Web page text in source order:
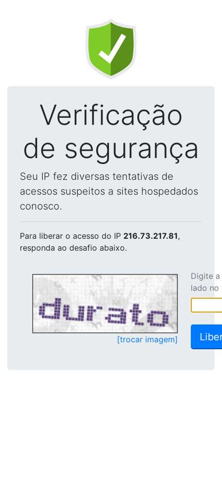
Verificação
de segurança
Seu IP fez diversas tentativas de
acessos suspeitos a sites hospedados
conosco.
Para liberar o acesso do IP 216.73.217.81,
responda ao desafio abaixo.
[trocar imagem]
Digite
lado no